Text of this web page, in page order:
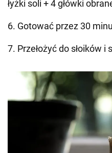
łyżki soli + 4 główki
6. Gotować przez 30
7. Przełożyć do słoików